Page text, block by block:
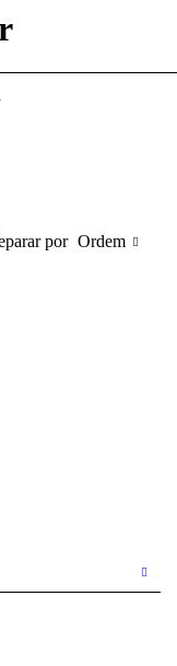
por Ordem